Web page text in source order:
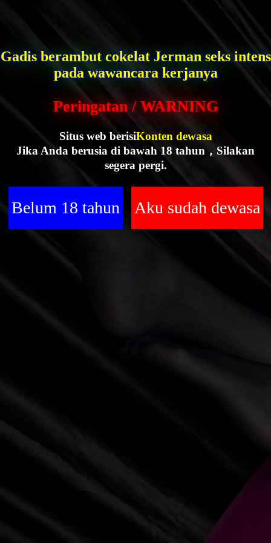
Gadis berambut cokelat Jerman seks intens
pada wawancara kerjanya
Peringatan / WARNING
Situs web berisiKonten dewasa
Jika Anda berusia di bawah 18 tahun，Silakan
segera pergi.
Belum 18 tahun Aku sudah dewasa